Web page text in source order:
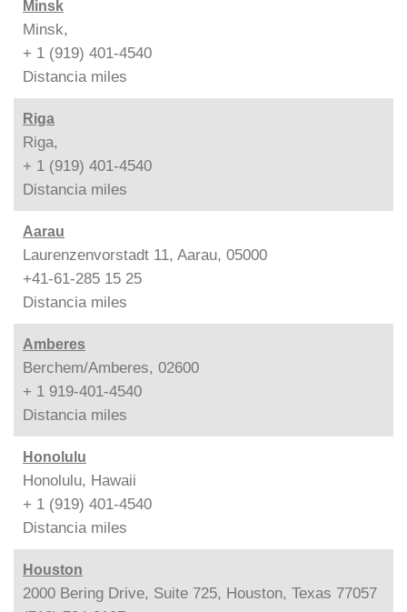
Minsk
Minsk,
+ 1 (919) 401-4540
Distancia miles
Riga
Riga,
+ 1 (919) 401-4540
Distancia miles
Aarau
Laurenzenvorstadt 11, Aarau, 05000
+41-61-285 15 25
Distancia miles
Amberes
Berchem/Amberes, 02600
+ 1 919-401-4540
Distancia miles
Honolulu
Honolulu, Hawaii
+ 1 (919) 401-4540
Distancia miles
Houston
2000 Bering Drive, Suite 725, Houston, Texas 77057